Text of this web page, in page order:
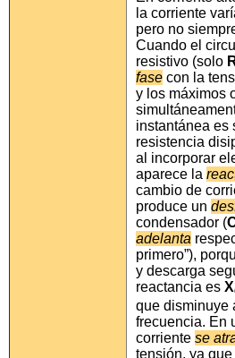
la corriente
pero no
Cuando el
resistivo (solo
fase con la
y los máximos
instantánea es
resistencia
al incorporar
aparece la
cambio de
produce un
condensador (
adelanta
primero”),
y descarga
reactancia es X
que disminuye
frecuencia. En
corriente se
tensión, ya